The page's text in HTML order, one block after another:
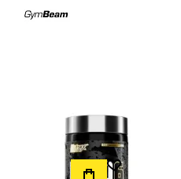
Додати до Списку Бажань